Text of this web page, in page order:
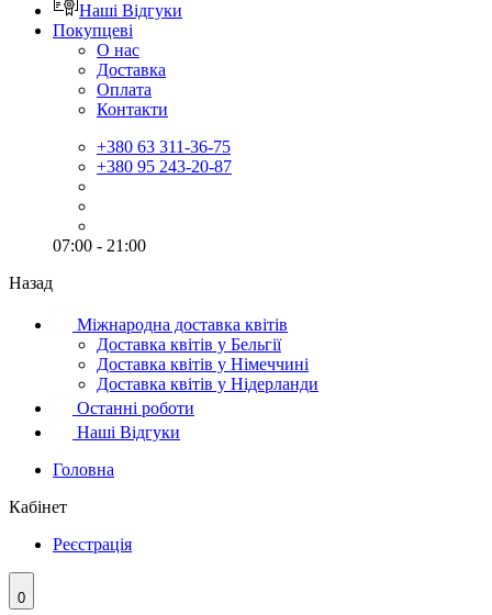
Наші Відгуки
Покупцеві
О нас
Доставка
Оплата
Контакти
+380 63 311-36-75
+380 95 243-20-87
07:00 - 21:00
Назад
Міжнародна доставка квітів
Доставка квітів у Бельгії
Доставка квітів у Німеччині
Доставка квітів у Нідерланди
Останні роботи
Наші Відгуки
Головна
Кабінет
Реєстрація
0